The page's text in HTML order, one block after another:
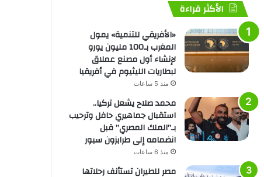
الأكثر قراءة
«الأفريقي للتنمية» يمول
المغرب بـ100 مليون يورو
لإنشاء أول مصنع عملاق
لبطاريات الليثيوم في أفريقيا
منذ 5 ساعات
محمد صلاح يشعل تركيا..
استقبال جماهيري حافل وترحيب
بـ”الملك المصري” قبل
انضمامه إلى طرابزون سبور
منذ 6 ساعات
مصر للطيران تستأنف رحلاتها